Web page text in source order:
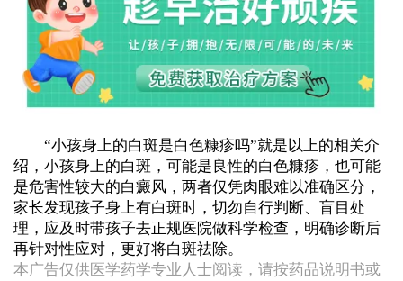
“小孩身上的白斑是白色糠疹吗”就是以上的相关介
绍，小孩身上的白斑，可能是良性的白色糠疹，也可能
是危害性较大的白癜风，两者仅凭肉眼难以准确区分，
家长发现孩子身上有白斑时，切勿自行判断、盲目处
理，应及时带孩子去正规医院做科学检查，明确诊断后
再针对性应对，更好将白斑祛除。
本广告仅供医学药学专业人士阅读，请按药品说明书或